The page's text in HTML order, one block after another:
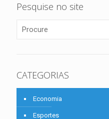
Pesquise no site
CATEGORIAS
Economia
Esportes